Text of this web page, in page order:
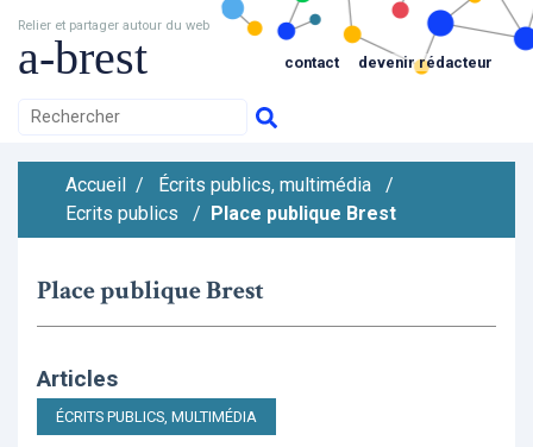
Relier et partager autour du web
a-brest contact devenir rédacteur
Accueil / Écrits publics, multimédia
/
Ecrits publics
/ Place publique Brest
Place publique Brest
Articles
ÉCRITS PUBLICS, MULTIMÉDIA